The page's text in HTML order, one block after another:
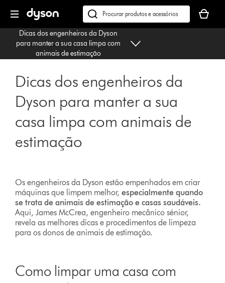
seguinte
Pesquisar
em
dyson.pt
seu
cesto
está
Dicas dos engenheiros da Dyson
para manter a sua casa limpa com
animais de estimação
Dicas dos engenheiros da
Dyson para manter a sua
casa limpa com animais de
estimação
Os engenheiros da Dyson estão empenhados em criar
máquinas que limpem melhor,especialmente quando
se trata de animais de estimação e casas saudáveis.
Aqui, James McCrea, engenheiro mecânico sénior,
revela as melhores dicas e procedimentos de limpeza
para os donos de animais de estimação.
Como limpar uma casa com